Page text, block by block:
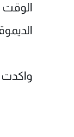
الوقت
واكدت